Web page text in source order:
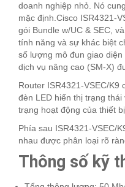
doanh nghiệp nhỏ. Nó
mặc định.Cisco ISR4321-
gói Bundle w/UC & SEC,
tính năng và sự khác biệt
số lượng mô đun giao
dịch vụ nâng cao (SM-X)
Router ISR4321-VSEC/
đèn LED hiển thị trạng
trạng hoạt động của thiết bị.
Phía sau ISR4321-VSEC/
nhau được phân loại rõ
Thông số kỹ